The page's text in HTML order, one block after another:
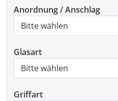
Anordnung / Anschlag
Glasart
Griffart